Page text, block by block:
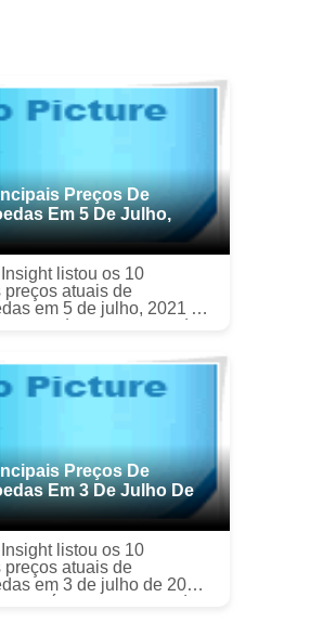
Preços De
Em 5 De Julho,
listou os 10
preços atuais de
em 5 de julho, 2021 É
esperado que o mercado
em 2025 com um
7,2...
Preços De
Em 3 De Julho De
listou os 10
preços atuais de
em 3 de julho de 2021
contínua nos preços das